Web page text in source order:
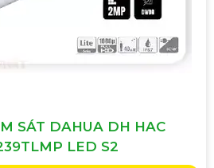
SÁT DAHUA DH HAC
LED S2